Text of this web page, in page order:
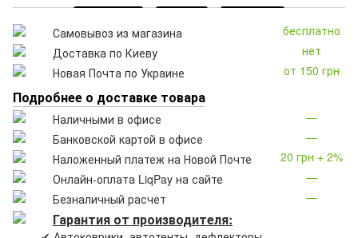
Самовывоз из магазина
бесплатно
Доставка по Киеву
нет
Новая Почта по Украине
от 150 грн
Подробнее о доставке товара
Наличными в офисе
—
Банковской картой в офисе
—
Наложенный платеж на Новой Почте
20 грн + 2%
Онлайн-оплата LiqPay на сайте
—
Безналичный расчет
—
Гарантия от производителя: